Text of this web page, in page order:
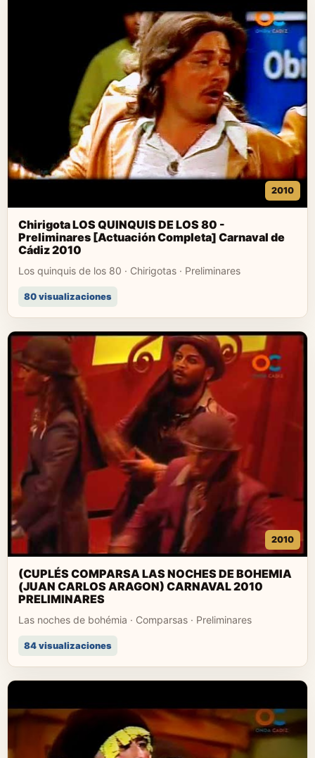
2010
Chirigota LOS QUINQUIS DE LOS 80 -
Preliminares [Actuación Completa] Carnaval de
Cádiz 2010
Los quinquis de los 80 · Chirigotas · Preliminares
80 visualizaciones
2010
(CUPLÉS COMPARSA LAS NOCHES DE BOHEMIA
(JUAN CARLOS ARAGON) CARNAVAL 2010
PRELIMINARES
Las noches de bohémia · Comparsas · Preliminares
84 visualizaciones